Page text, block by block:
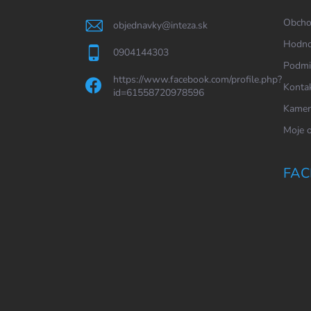
objednavky@inteza.sk
0904144303
https://www.facebook.com/profile.php?
id=61558720978596
Moje